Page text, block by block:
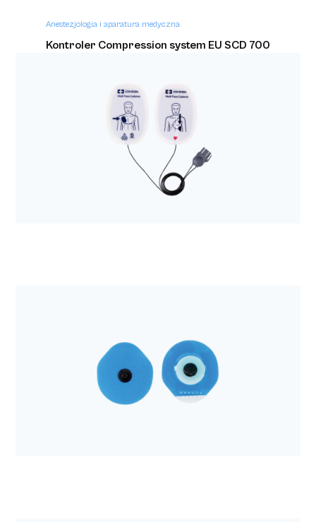
Anestezjologia i aparatura medyczna
Kontroler Compression system EU SCD 700
Anestezjologia i aparatura medyczna
Elektroda do defibrylacji Quik-Combo a'2